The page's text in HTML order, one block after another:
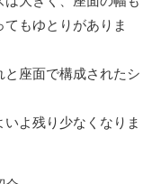
もゆとりがありま
座面で構成されたシ
よ残り少なくなりま